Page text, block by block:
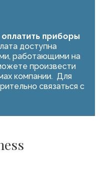
оплатить приборы
доступна
работающими на
произвести
компании. Для
связаться с